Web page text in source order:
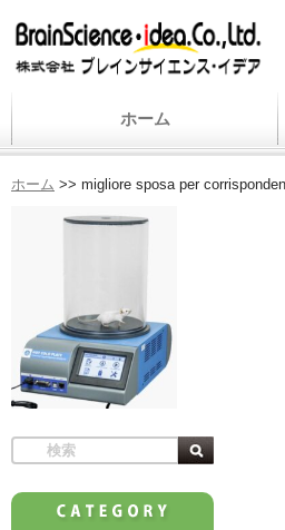
ホーム
ホーム >> migliore sposa per